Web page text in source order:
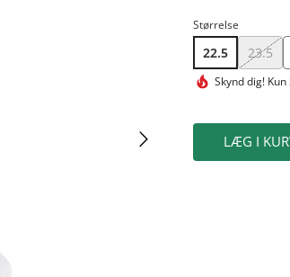
Størrelse
22.5 23.5
Skynd dig!
LÆG I